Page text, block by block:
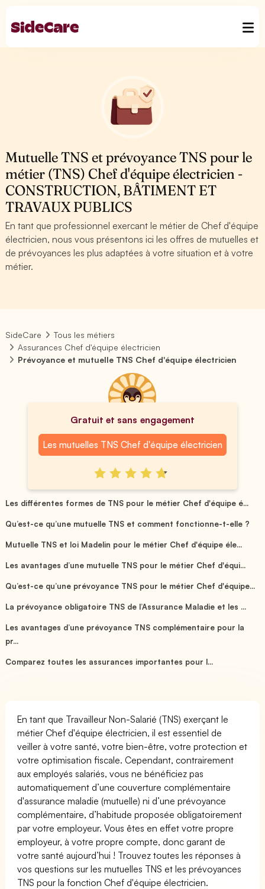
Mutuelle TNS et prévoyance TNS pour le
métier (TNS) Chef d'équipe électricien -
CONSTRUCTION, BÂTIMENT ET
TRAVAUX PUBLICS
En tant que professionnel exercant le métier de Chef d'équipe
électricien, nous vous présentons ici les offres de mutuelles et
de prévoyances les plus adaptées à votre situation et à votre
métier.
SideCare
Tous les métiers
Assurances Chef d'équipe électricien
Prévoyance et mutuelle TNS Chef d'équipe électricien
Gratuit et sans engagement
Les mutuelles TNS Chef d'équipe électricien
Les différentes formes de TNS pour le métier Chef d'équipe é...
Qu’est-ce qu’une mutuelle TNS et comment fonctionne-t-elle ?
Mutuelle TNS et loi Madelin pour le métier Chef d'équipe éle...
Les avantages d’une mutuelle TNS pour le métier Chef d'équi...
Qu’est-ce qu’une prévoyance TNS pour le métier Chef d'équipe...
La prévoyance obligatoire TNS de l’Assurance Maladie et les ...
Les avantages d’une prévoyance TNS complémentaire pour la
pr...
Comparez toutes les assurances importantes pour l...
En tant que Travailleur Non-Salarié (TNS) exerçant le
métier Chef d'équipe électricien, il est essentiel de
veiller à votre santé, votre bien-être, votre protection et
votre optimisation fiscale. Cependant, contrairement
aux employés salariés, vous ne bénéficiez pas
automatiquement d’une couverture complémentaire
d'assurance maladie (mutuelle) ni d’une prévoyance
complémentaire, d’habitude proposée obligatoirement
par votre employeur. Vous êtes en effet votre propre
employeur, à votre propre compte, donc garant de
votre santé aujourd’hui ! Trouvez toutes les réponses à
vos questions sur les mutuelles TNS et les prévoyances
TNS pour la fonction Chef d'équipe électricien.